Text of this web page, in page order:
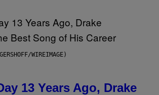
WIREIMAGE)
13 Years Ago, Drake